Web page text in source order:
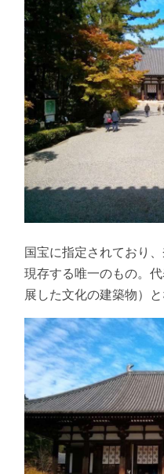
国宝に指定されており
現存する唯一のもの。
展した文化の建築物）と